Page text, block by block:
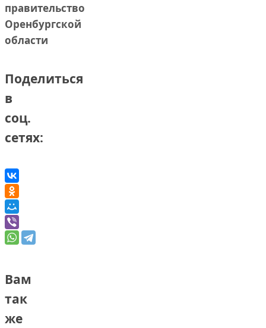
правительство
Оренбургской
области
Поделиться
в
соц.
сетях:
Вам
так
же